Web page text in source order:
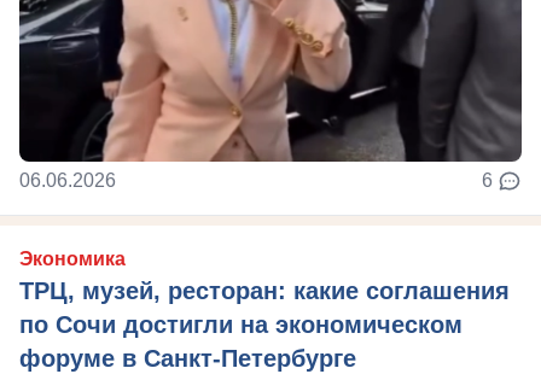
06.06.2026 6
Экономика
ТРЦ, музей, ресторан: какие соглашения
по Сочи достигли на экономическом
форуме в Санкт-Петербурге